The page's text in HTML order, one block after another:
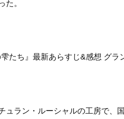
た。
ュラン・ルーシャルの工房で、